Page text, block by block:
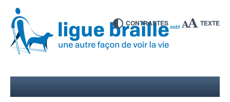
CONTRASTES TEXTE